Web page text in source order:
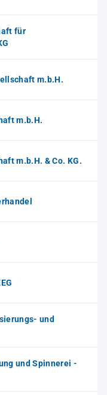
für
m.b.H.
m.b.H.
m.b.H. & Co. KG.
und
und Spinnerei -